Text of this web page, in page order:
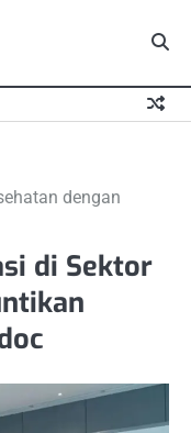
dengan
di Sektor